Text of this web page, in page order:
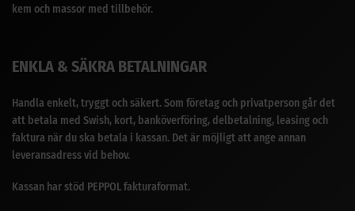
kem och massor med tillbehör.
ENKLA & SÄKRA BETALNINGAR
Handla enkelt, tryggt och säkert. Som företag och privatperson går det
att betala med Swish, kort, banköverföring, delbetalning, leasing och
faktura när du ska betala i kassan. Det är möjligt att ange annan
leveransadress vid behov.
Kassan har stöd PEPPOL fakturaformat.